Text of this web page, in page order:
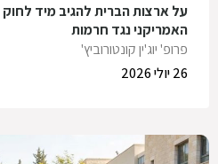
על ארצות הברית להגיב מיד
האמריקני נגד חרמות
פרופ' יוג'ין קונטורוביץ'
26 יולי 2026